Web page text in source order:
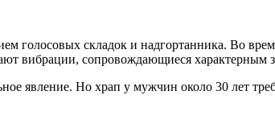
голосовых складок и надгортанника. Во
вибрации, сопровождающиеся характерным
явление. Но храп у мужчин около 30 лет